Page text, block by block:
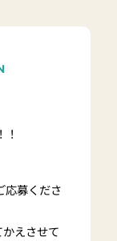
応募くださ
えさせて